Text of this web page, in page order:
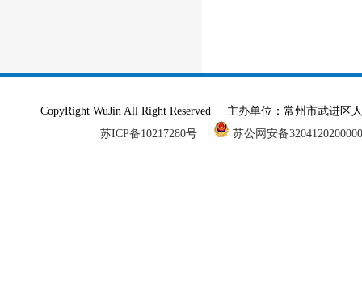
CopyRight WuJin All Right Reserved 主办单位：常州市武进
苏ICP备10217280号
苏公网安备